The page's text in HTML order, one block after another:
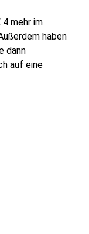
mehr im
haben
dann
auf eine